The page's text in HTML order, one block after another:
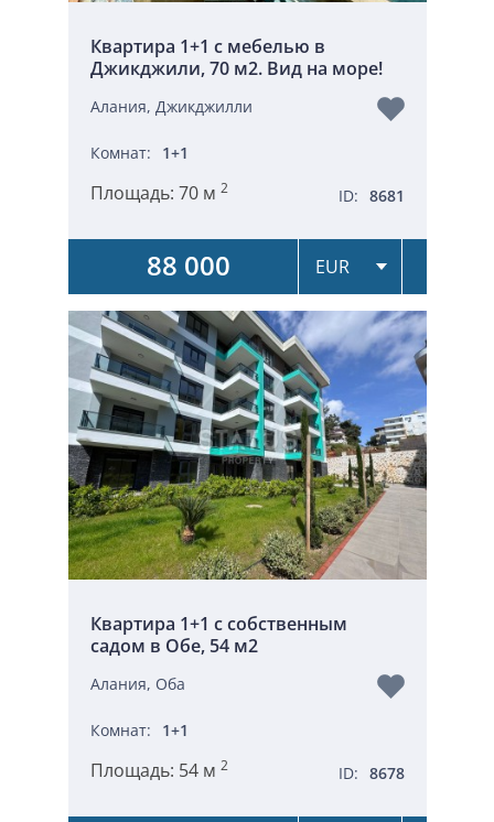
Квартира 1+1 с мебелью в
Джикджили, 70 м2. Вид на море!
Алания, Джикджилли
Комнат: 1+1
Площадь: 70 м 2 ID: 8681
88 000
Квартира 1+1 с собственным
садом в Обе, 54 м2
Алания, Оба
Комнат: 1+1
Площадь: 54 м 2 ID: 8678